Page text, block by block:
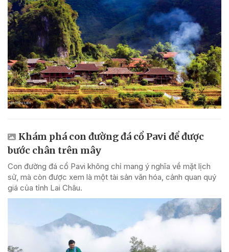
Khám phá con đường đá cổ Pavi để được
bước chân trên mây
Con đường đá cổ Pavi không chỉ mang ý nghĩa về mặt lịch
sử, mà còn được xem là một tài sản văn hóa, cảnh quan quý
giá của tỉnh Lai Châu.